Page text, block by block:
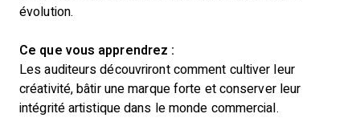
évolution.
Ce que vous apprendrez :
Les auditeurs découvriront comment cultiver leur
créativité, bâtir une marque forte et conserver leur
intégrité artistique dans le monde commercial.